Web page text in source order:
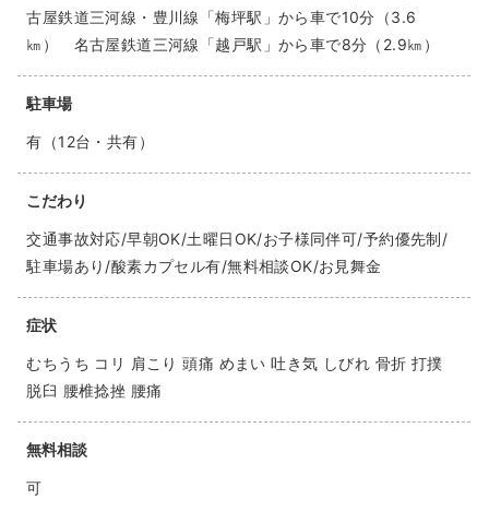
古屋鉄道三河線・豊川線「梅坪駅」から車で10分（3.6
㎞） 名古屋鉄道三河線「越戸駅」から車で8分（2.9㎞）
駐車場
有（12台・共有）
こだわり
交通事故対応/早朝OK/土曜日OK/お子様同伴可/予約優先制/
駐車場あり/酸素カプセル有/無料相談OK/お見舞金
症状
むちうち コリ 肩こり 頭痛 めまい 吐き気 しびれ 骨折 打撲
脱臼 腰椎捻挫 腰痛
無料相談
可